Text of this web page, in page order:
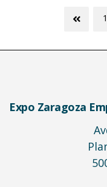
1
Expo Zaragoza